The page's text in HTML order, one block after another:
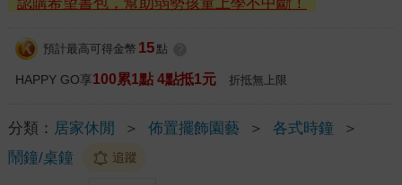
預計最高可得金幣 15 點
HAPPY GO享100累1點 4點抵1元 折抵無上限
分類： 居家休閒 ＞ 佈置擺飾園藝 ＞ 各式時鐘
＞
鬧鐘/桌鐘
追蹤